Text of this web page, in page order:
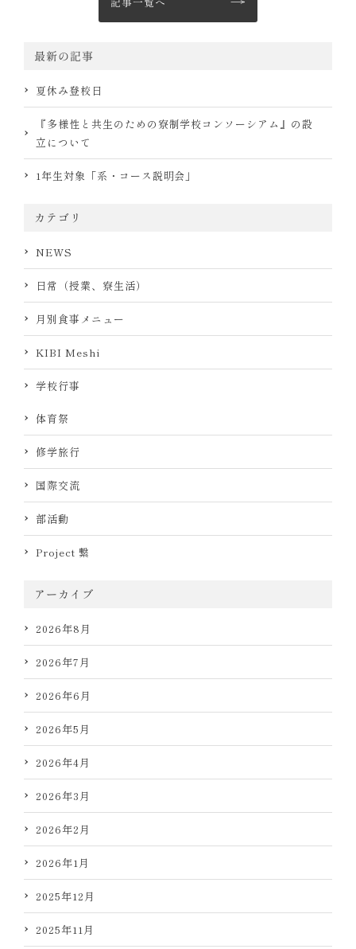
最新の記事
夏休み登校日
『多様性と共生のための寮制学校コンソーシアム』の設
立について
1年生対象「系・コース説明会」
カテゴリ
NEWS
日常（授業、寮生活）
月別食事メニュー
KIBI Meshi
学校行事
体育祭
修学旅行
国際交流
部活動
Project 繋
アーカイブ
2026年8月
2026年7月
2026年6月
2026年5月
2026年4月
2026年3月
2026年2月
2026年1月
2025年12月
2025年11月